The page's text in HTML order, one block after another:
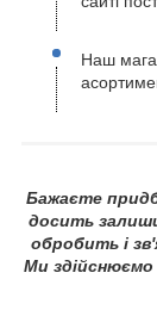
Наш
Бажаєте
досить
обробить і
Ми здійснюємо